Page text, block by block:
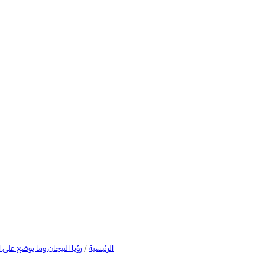
الرئيسية/رؤيا التيجان وما يوضع